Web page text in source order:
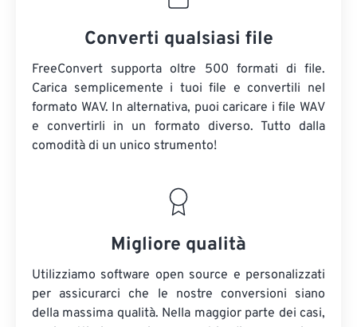
Converti qualsiasi file
FreeConvert supporta oltre 500 formati di file.
Carica semplicemente i tuoi file e convertili nel
formato WAV. In alternativa, puoi caricare i file WAV
e convertirli in un formato diverso. Tutto dalla
comodità di un unico strumento!
Migliore qualità
Utilizziamo software open source e personalizzati
per assicurarci che le nostre conversioni siano
della massima qualità. Nella maggior parte dei casi,